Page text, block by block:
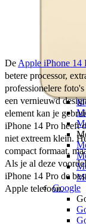
Google
De Apple iPhone 14
betere processor,
professionelere
een vernieuwd
element kan je
iPhone 14 Pro heeft
niet extreem klein.
compact formaat,
Als je al deze
iPhone 14 Pro de
Apple telefoon.